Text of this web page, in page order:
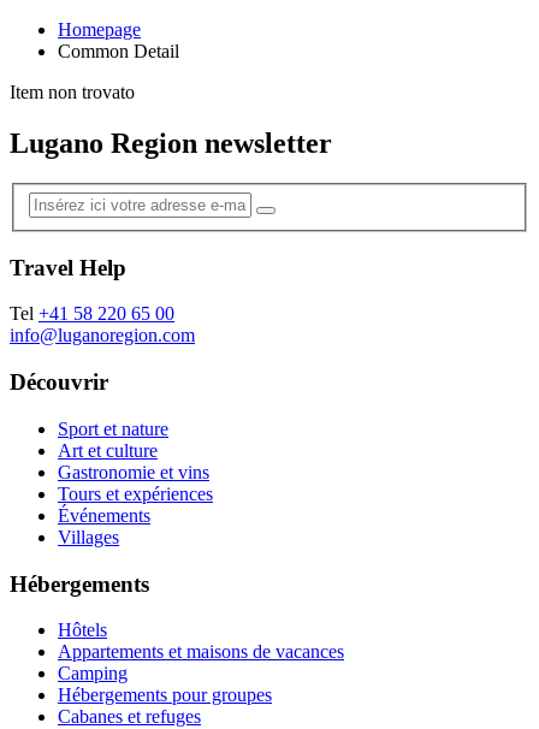
Homepage
Common Detail
Item non trovato
Lugano Region newsletter
Travel Help
Tel +41 58 220 65 00
info@luganoregion.com
Découvrir
Sport et nature
Art et culture
Gastronomie et vins
Tours et expériences
Événements
Villages
Hébergements
Hôtels
Appartements et maisons de vacances
Camping
Hébergements pour groupes
Cabanes et refuges